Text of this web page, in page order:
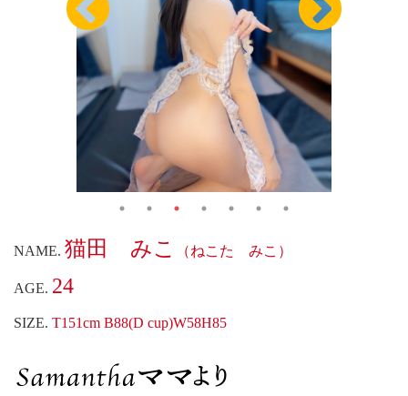
NAME. 猫田 みこ （ねこた みこ）
AGE. 24
SIZE. T151cm B88(D cup)W58H85